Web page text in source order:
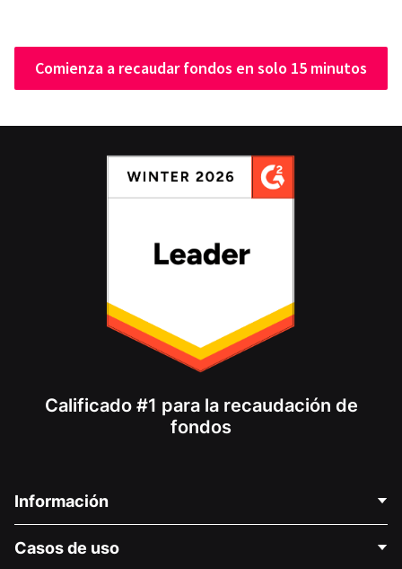
Comienza a recaudar fondos en solo 15 minutos
Calificado #1 para la recaudación de
fondos
Información
Acerca de nosotros
Casos de uso